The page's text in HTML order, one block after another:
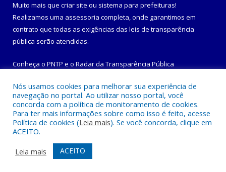
Muito mais que criar site ou sistema para prefeituras!
Realizamos uma assessoria completa, onde garantimos em
contrato que todas as exigências das leis de transparência
pública serão atendidas.
Conheça o PNTP e o Radar da Transparência Pública
Todos os direitos reservados a Prefeitura Municipal de
Maracanã.
Mapa do Site
Acessar Área Administrativa
Acessar Webmail
Nós usamos cookies para melhorar sua experiência de
navegação no portal. Ao utilizar nosso portal, você
concorda com a política de monitoramento de cookies.
Para ter mais informações sobre como isso é feito, acesse
Política de cookies (Leia mais). Se você concorda, clique em
ACEITO.
Leia mais
ACEITO